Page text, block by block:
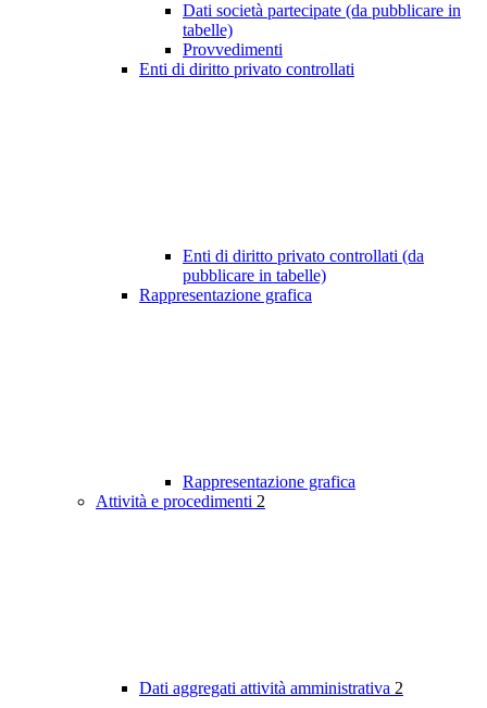
Dati società partecipate (da pubblicare in
tabelle)
Provvedimenti
Enti di diritto privato controllati
Enti di diritto privato controllati (da
pubblicare in tabelle)
Rappresentazione grafica
Rappresentazione grafica
Attività e procedimenti 2
Dati aggregati attività amministrativa 2